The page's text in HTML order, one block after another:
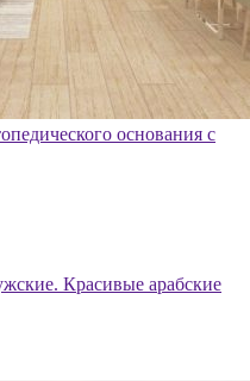
основания с
Красивые арабские